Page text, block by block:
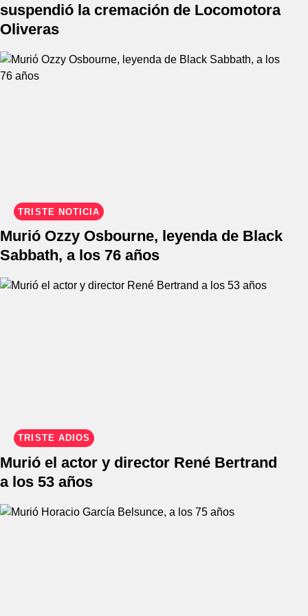
suspendió la cremación de Locomotora
Oliveras
TRISTE NOTICIA
Murió Ozzy Osbourne, leyenda de Black
Sabbath, a los 76 años
TRISTE ADIÓS
Murió el actor y director René Bertrand
a los 53 años